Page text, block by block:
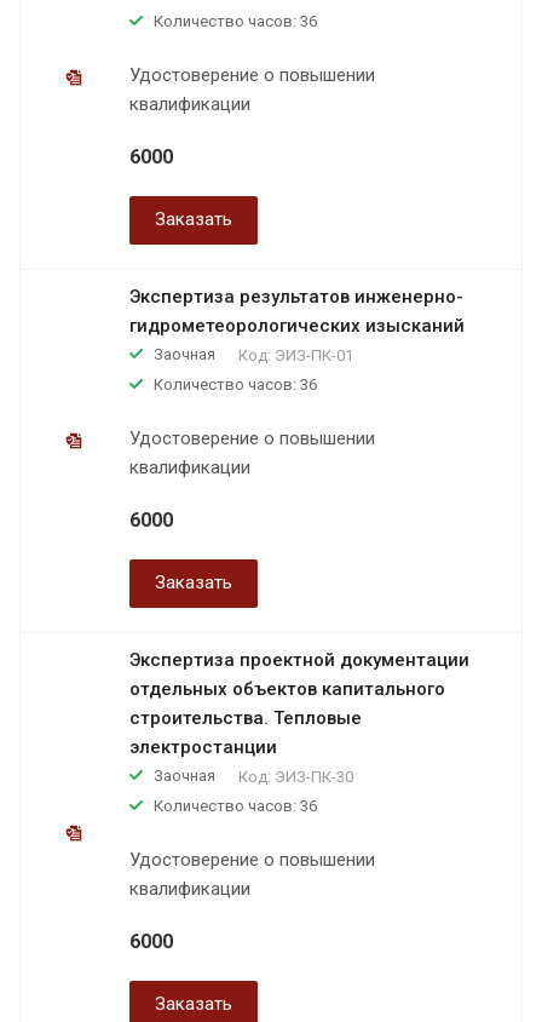
Количество часов: 36
Удостоверение о повышении
квалификации
6000
Заказать
Экспертиза результатов инженерно-
гидрометеорологических изысканий
Заочная Код: ЭИЗ-ПК-01
Количество часов: 36
Удостоверение о повышении
квалификации
6000
Заказать
Экспертиза проектной документации
отдельных объектов капитального
строительства. Тепловые
электростанции
Заочная Код: ЭИЗ-ПК-30
Количество часов: 36
Удостоверение о повышении
квалификации
6000
Заказать